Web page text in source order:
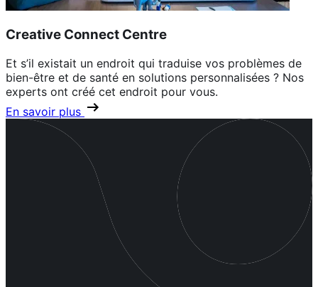
Creative Connect Centre
Et s’il existait un endroit qui traduise vos problèmes de
bien-être et de santé en solutions personnalisées ? Nos
experts ont créé cet endroit pour vous.
En savoir plus